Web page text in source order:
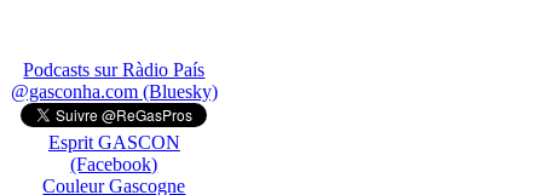
Podcasts sur Ràdio País
@gasconha.com (Bluesky)
Esprit GASCON
(Facebook)
Couleur Gascogne